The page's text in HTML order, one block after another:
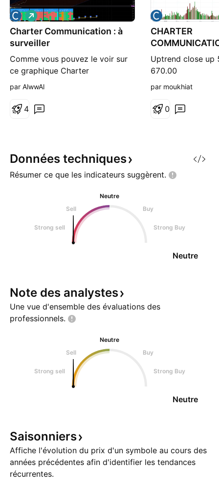
Charter Communication : à
surveiller
Comme vous pouvez le voir sur
ce graphique Charter
communication est -proche de
(3 deviations) -dans la zone d'or
moment, le Momentum est
clairement baissier donc
prudence. Mai
L
o
n
par AlwwAl
4
CHARTER
NASDAQ CHTR
Uptrend close up
670.00
par moukhiat
0
Données techniques
Résumer ce que les indicateurs suggèrent.
Neutre
Sell
Buy
Strong sell Strong Buy
Neutre
Note des analystes
Une vue d'ensemble des évaluations des
professionnels.
Neutre
Sell
Buy
Strong sell Strong Buy
Neutre
Saisonniers
Affiche l'évolution du prix d'un symbole au cours des
années précédentes afin d'identifier les tendances
récurrentes.